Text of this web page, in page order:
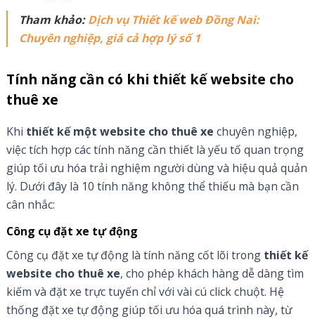
Tham khảo:Dịch vụ Thiết kế web Đồng Nai:
Chuyên nghiệp, giá cả hợp lý số 1
Tính năng cần có khi thiết kế website cho
thuê xe
Khi thiết kế một website cho thuê xe chuyên nghiệp,
việc tích hợp các tính năng cần thiết là yếu tố quan trọng
giúp tối ưu hóa trải nghiệm người dùng và hiệu quả quản
lý. Dưới đây là 10 tính năng không thể thiếu mà bạn cần
cân nhắc:
Công cụ đặt xe tự động
Công cụ đặt xe tự động là tính năng cốt lõi trong thiết kế
website cho thuê xe, cho phép khách hàng dễ dàng tìm
kiếm và đặt xe trực tuyến chỉ với vài cú click chuột. Hệ
thống đặt xe tự động giúp tối ưu hóa quá trình này, từ